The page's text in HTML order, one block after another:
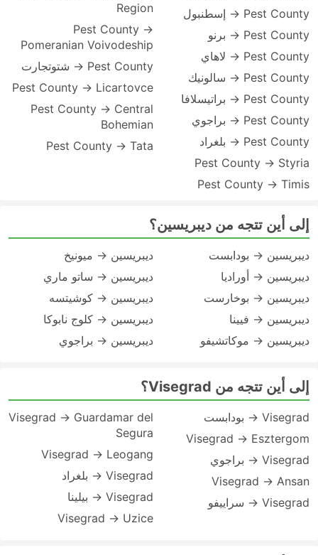
Pest County → إسطنبول
Pest County → برنو
Pest County → لاهاي
Pest County → سالونيك
Pest County → براتيسلافا
Pest County → براجوي
Pest County → بلغراد
Pest County → Styria
Pest County → Timis
Region
Pest County →
Pomeranian Voivodeship
Pest County → شتوتجارت
Pest County → Licartovce
Pest County → Central
Bohemian
Pest County → Tata
إلى أين تتجه من ديبريسين؟
ديبريسين → بودابست
ديبريسين → أوراديا
ديبريسين → بوخارست
ديبريسين → فيينا
ديبريسين → موكاتشيفو
ديبريسين → ميونيخ
ديبريسين → ساتو ماري
ديبريسين → كوشيتسه
ديبريسين → كلوج نابوكا
ديبريسين → براجوي
إلى أين تتجه من Visegrad؟
Visegrad → بودابست
Visegrad → Esztergom
Visegrad → براجوي
Visegrad → Ansan
Visegrad → سراييفو
Visegrad → Guardamar del
Segura
Visegrad → Leogang
Visegrad → بلغراد
Visegrad → بيلينا
Visegrad → Uzice